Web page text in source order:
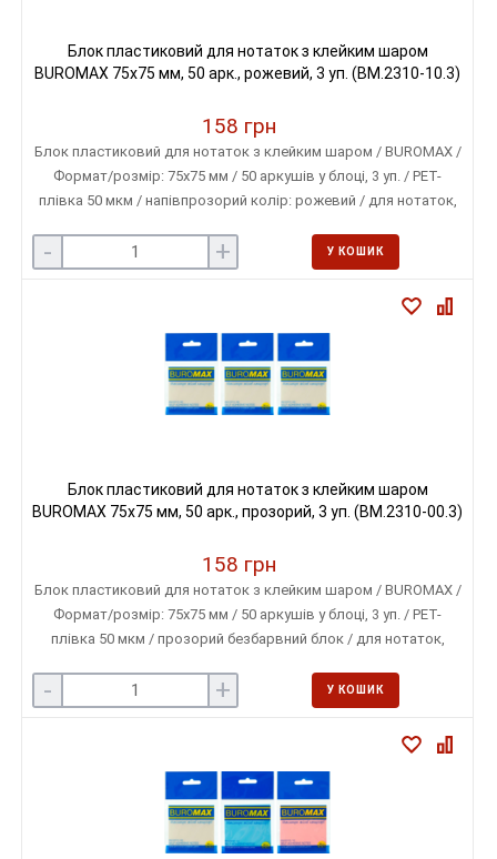
Блок пластиковий для нотаток з клейким шаром
BUROMAX 75х75 мм, 50 арк., рожевий, 3 уп. (BM.2310-10.3)
158 грн
Блок пластиковий для нотаток з клейким шаром / BUROMAX /
Формат/розмір: 75х75 мм / 50 аркушів у блоці, 3 уп. / PET-
плівка 50 мкм / напівпрозорий колір: рожевий / для нотаток,
- + У КОШИК
Блок пластиковий для нотаток з клейким шаром
BUROMAX 75х75 мм, 50 арк., прозорий, 3 уп. (BM.2310-00.3)
158 грн
Блок пластиковий для нотаток з клейким шаром / BUROMAX /
Формат/розмір: 75х75 мм / 50 аркушів у блоці, 3 уп. / PET-
плівка 50 мкм / прозорий безбарвний блок / для нотаток,
- + У КОШИК